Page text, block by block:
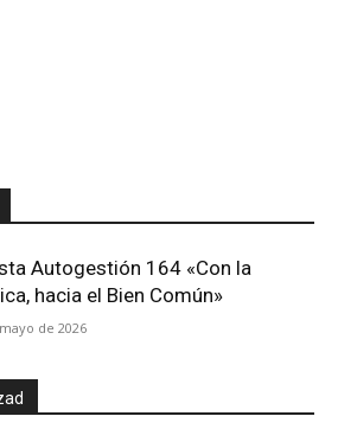
Autogestión 164 «Con la
hacia el Bien Común»
de 2026